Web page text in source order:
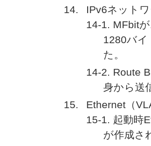
IPv6ネット
14-1. MFbit
1280バ
た。
14-2. Route
身から送
Ethernet（
15-1. 起動時
が作成さ